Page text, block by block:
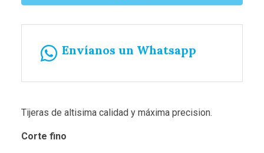
Envíanos un Whatsapp
Tijeras de altisima calidad y máxima precision.
Corte fino